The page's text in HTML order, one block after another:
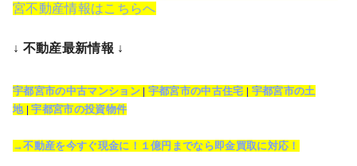
宮不動産情報はこちらへ
↓ 不動産最新情報 ↓
宇都宮市の中古マンション| 宇都宮市の中古住宅 | 宇都宮市の土
地|宇都宮市の投資物件
→不動産を今すぐ現金に！１億円までなら即金買取に対応！